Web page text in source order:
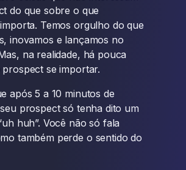
do que sobre o que
Temos orgulho do que
inovamos e lançamos no
na realidade, há pouca
se importar.
após 5 a 10 minutos de
prospect só tenha dito um
huh”. Você não só fala
também perde o sentido do